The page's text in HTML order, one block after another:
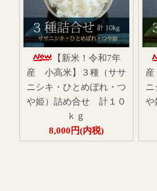
【新米！令和7年
産 小高米】３種（ササ
ニシキ・ひとめぼれ・つ
や姫）詰め合せ 計１０
ｋｇ
8,000円(内税)
ニ
や